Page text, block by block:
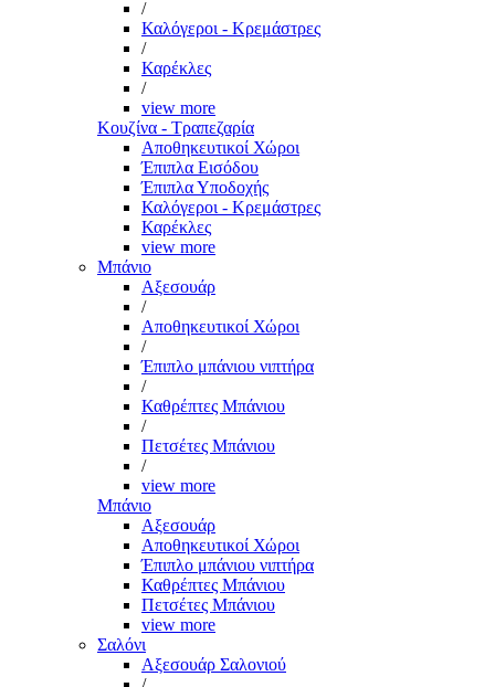
/
Καλόγεροι - Κρεμάστρες
/
Καρέκλες
/
view more
Κουζίνα - Τραπεζαρία
Αποθηκευτικοί Χώροι
Έπιπλα Εισόδου
Έπιπλα Υποδοχής
Καλόγεροι - Κρεμάστρες
Καρέκλες
view more
Μπάνιο
Αξεσουάρ
/
Αποθηκευτικοί Χώροι
/
Έπιπλο μπάνιου νιπτήρα
/
Καθρέπτες Μπάνιου
/
Πετσέτες Μπάνιου
/
view more
Μπάνιο
Αξεσουάρ
Αποθηκευτικοί Χώροι
Έπιπλο μπάνιου νιπτήρα
Καθρέπτες Μπάνιου
Πετσέτες Μπάνιου
view more
Σαλόνι
Αξεσουάρ Σαλονιού